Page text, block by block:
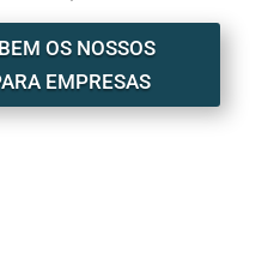
OS NOSSOS
EMPRESAS